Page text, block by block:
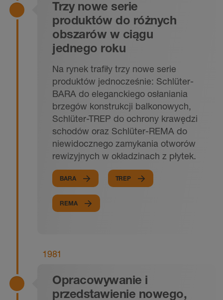
Trzy nowe serie
produktów do różnych
obszarów w ciągu
jednego roku
Na rynek trafiły trzy nowe serie
produktów jednocześnie: Schlüter-
BARA do eleganckiego osłaniania
brzegów konstrukcji balkonowych,
Schlüter-TREP do ochrony krawędzi
schodów oraz Schlüter-REMA do
niewidocznego zamykania otworów
rewizyjnych w okładzinach z płytek.
BARA TREP
REMA
1981
Opracowywanie i
przedstawienie nowego,